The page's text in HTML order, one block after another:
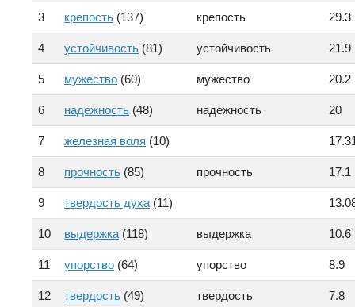
3 крепость (137) крепость 29.3
4 устойчивость (81) устойчивость 21.9
5 мужество (60) мужество 20.2
6 надежность (48) надежность 20
7 железная воля (10)
8 прочность (85) прочность 17.1
9 твердость духа (11)
10 выдержка (118) выдержка 10.6
11 упорство (64) упорство 8.9
12 твердость (49) твердость 7.8